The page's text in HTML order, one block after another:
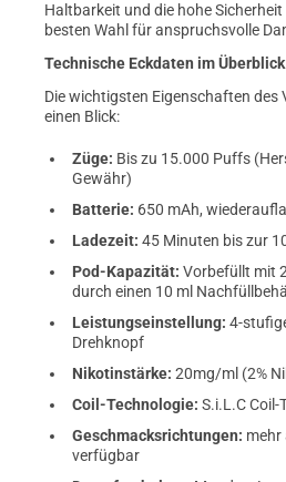
Haltbarkeit und die hohe
besten Wahl für anspruchsvolle
Technische Eckdaten im Überblick
Die wichtigsten Eigenschaften des
einen Blick:
Züge: Bis zu 15.000 Puffs
Gewähr)
Batterie: 650 mAh,
Ladezeit: 45 Minuten bis zur
Pod-Kapazität: Vorbefüllt mit
durch einen 10 ml
Leistungseinstellung: 4-
Drehknopf
Nikotinstärke: 20mg/ml (2%
Coil-Technologie: S.i.L.C Coil-
Geschmacksrichtungen: mehr
verfügbar